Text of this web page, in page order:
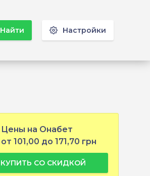
Цены на Онабет
от 101,00 до 171,70 грн
КУПИТЬ СО СКИДКОЙ
Найти Настройки